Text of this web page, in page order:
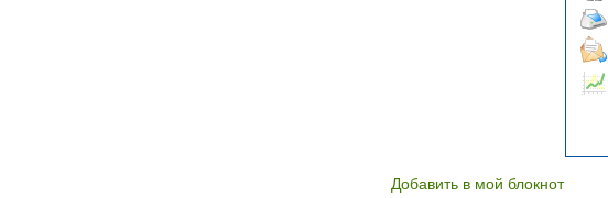
Добавить в мой блокнот